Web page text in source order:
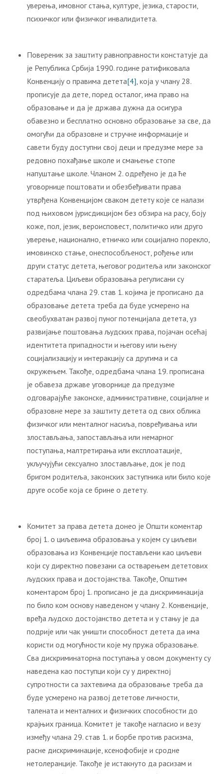
уверења, имовног стања, културе, језика, старости,
психичког или физичког инвалидитета.
Повереник за заштиту равноправности констатује да
је Република Србија 1990. године ратификовала
Конвенцију о правима детета[4], која у члану 28.
прописује да дете, поред осталог, има право на
образовање и да је држава дужна да осигура
обавезно и бесплатно основно образовање за све, да
омогући да образовне и стручне информације и
савети буду доступни свој деци и предузме мере за
редовно похађање школе и смањење стопе
напуштање школе. Чланом 2. одређено је да ће
уговорнице поштовати и обезбеђивати права
утврђена Конвенцијом сваком детету које се налази
под њиховом јурисдикцијом без обзира на расу, боју
коже, пол, језик, вероисповест, политичко или друго
уверење, национално, етничко или социјално порекло,
имовинско стање, онеспособљеност, рођење или
други статус детета, његовог родитеља или законског
старатеља. Циљеви образовања регулисани су
одредбама члана 29. став 1. којима је прописано да
образовање детета треба да буде усмерено на
свеобухватан развој пуног потенцијала детета, уз
развијање поштовања људских права, појачан осећај
идентитета припадности и његову или њену
социјализацију и интеракцију са другима и са
окружењем. Такође, одредбама члана 19. прописана
је обавеза државе уговорнице да предузме
одговарајуће законске, административне, социјалне и
образовне мере за заштиту детета од свих облика
физичког или менталног насиља, повређивања или
злостављања, запостављања или немарног
поступања, малтретирања или експлоатације,
укључујући сексуално злостављање, док је под
бригом родитеља, законских заступника или било које
друге особе која се брине о детету.
Комитет за права детета донео је Општи коментар
број 1. о циљевима образовања у којем су циљеви
образовања из Конвенције постављени као циљеви
који су директно повезани са остварењем дететових
људских права и достојанства. Такође, Општим
коментаром број 1. прописано је да дискриминација
по било ком основу наведеном у члану 2. Конвенције,
вређа људско достојанство детета и у стању је да
подрије или чак уништи способност детета да има
користи од могућности које му пружа образовање.
Сва дискриминаторна поступања у овом документу су
наведена као поступци који су у директној
супротности са захтевима да образовање треба да
буде усмерено на развој дететове личности,
талената и менталних и физичких способности до
крајњих граница. Комитет је такође нагласио и везу
између члана 29. став 1. и борбе против расизма,
расне дискриминације, ксенофобије и сродне
нетолеранције. Такође је истакнуто да расизам и